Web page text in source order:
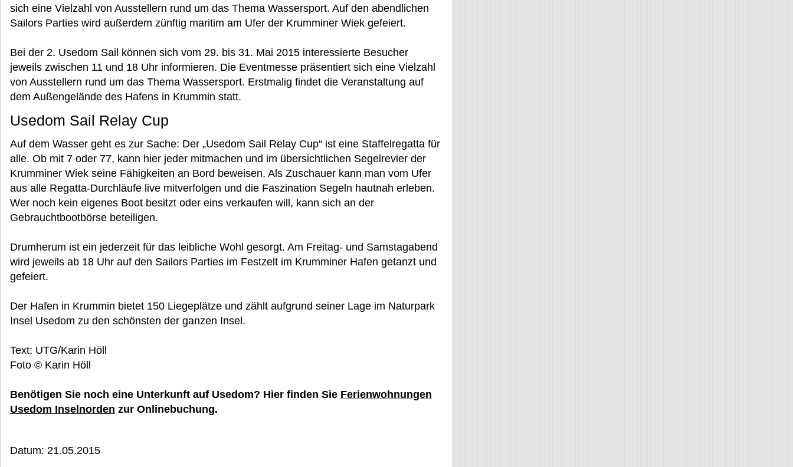
sich eine Vielzahl von Ausstellern rund um das Thema Wassersport. Auf den abendlichen
Sailors Parties wird außerdem zünftig maritim am Ufer der Krumminer Wiek gefeiert.
Bei der 2. Usedom Sail können sich vom 29. bis 31. Mai 2015 interessierte Besucher
jeweils zwischen 11 und 18 Uhr informieren. Die Eventmesse präsentiert sich eine Vielzahl
von Ausstellern rund um das Thema Wassersport. Erstmalig findet die Veranstaltung auf
dem Außengelände des Hafens in Krummin statt.
Usedom Sail Relay Cup
Auf dem Wasser geht es zur Sache: Der „Usedom Sail Relay Cup“ ist eine Staffelregatta für
alle. Ob mit 7 oder 77, kann hier jeder mitmachen und im übersichtlichen Segelrevier der
Krumminer Wiek seine Fähigkeiten an Bord beweisen. Als Zuschauer kann man vom Ufer
aus alle Regatta-Durchläufe live mitverfolgen und die Faszination Segeln hautnah erleben.
Wer noch kein eigenes Boot besitzt oder eins verkaufen will, kann sich an der
Gebrauchtbootbörse beteiligen.
Drumherum ist ein jederzeit für das leibliche Wohl gesorgt. Am Freitag- und Samstagabend
wird jeweils ab 18 Uhr auf den Sailors Parties im Festzelt im Krumminer Hafen getanzt und
gefeiert.
Der Hafen in Krummin bietet 150 Liegeplätze und zählt aufgrund seiner Lage im Naturpark
Insel Usedom zu den schönsten der ganzen Insel.
Text: UTG/Karin Höll
Foto © Karin Höll
Benötigen Sie noch eine Unterkunft auf Usedom? Hier finden Sie Ferienwohnungen
Usedom Inselnorden zur Onlinebuchung.
Datum: 21.05.2015